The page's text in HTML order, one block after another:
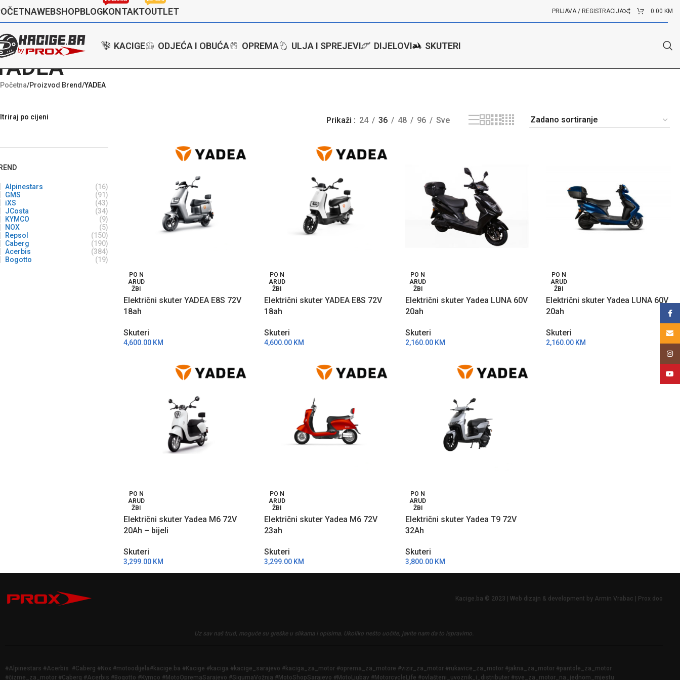
WEBSHOPBLOGKONTAKTOUTLET PRIJAVA / REGISTRACIJA 0.00 KM
KACIGE ODJEĆA I OBUĆA OPREMA ULJA I SPREJEVI DIJELOVI SKUTERI
Početna/Proizvod Brend/YADEA
po cijeni
Alpinestars
(16)
GMS
(91)
iXS
(43)
JCosta
(34)
KYMCO
(9)
NOX
(5)
Repsol
(150)
Caberg
(190)
Acerbis
(384)
Bogotto
(19)
Prikaži 24 36 48 96 Sve
PO N
ARUD
ŽBI
Električni skuter YADEA E8S 72V
18ah
Skuteri
4,600.00 KM
PO N
ARUD
ŽBI
Električni skuter YADEA E8S 72V
18ah
Skuteri
4,600.00 KM
PO N
ARUD
ŽBI
Električni skuter Yadea LUNA 60V
20ah
Skuteri
2,160.00 KM
PO N
ARUD
ŽBI
Električni skuter Yadea LUNA 60V
20ah
Skuteri
2,160.00 KM
PO N
ARUD
ŽBI
Električni skuter Yadea M6 72V
20Ah – bijeli
Skuteri
3,299.00 KM
PO N
ARUD
ŽBI
Električni skuter Yadea M6 72V
23ah
Skuteri
3,299.00 KM
PO N
ARUD
ŽBI
Električni skuter Yadea T9 72V
32Ah
Skuteri
3,800.00 KM
Kacige.ba © 2023 | Web dizajn & development by Armin Vrabac | Prox doo
Uz sav naš trud, moguće su greške u slikama i opisima. Ukoliko nešto uočite, javite nam da to ispravimo.
#Alpinestars #Acerbis #Caberg #Nox #motoodijela#kacige.ba #Kacige #kaciga #kacige_sarajevo #kaciga_za_motor #oprema_za_motore #vizir_za_motor #rukavice_za_motor #jakna_za_motor #pantole_za_motor
#čizme_za_motor #Caberg #Acerbis #Bogotto #Kymco #MotoOpremaSarajevo #SigurnaVožnja #MotoShopSarajevo #MotoLjubav #MotorcycleLife #ovlašteni_uvoznik_i_distributer #sve_za_motor_na_jednom_mjestu
Email